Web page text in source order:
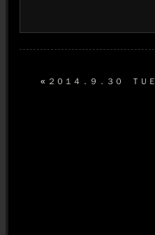
« ２０１４．９．３０ ＴＵＥ